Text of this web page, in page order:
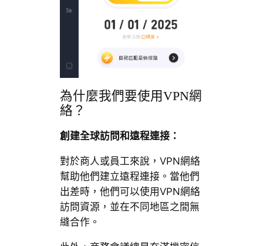
為什麼我們要使用VPN網
絡？
創建全球訪問和遠程連接：
對於商人或員工來說，VPN網絡
幫助他們建立遠程連接。當他們
出差時，他們可以使用VPN網絡
訪問資源，並在不同地區之間無
縫合作。